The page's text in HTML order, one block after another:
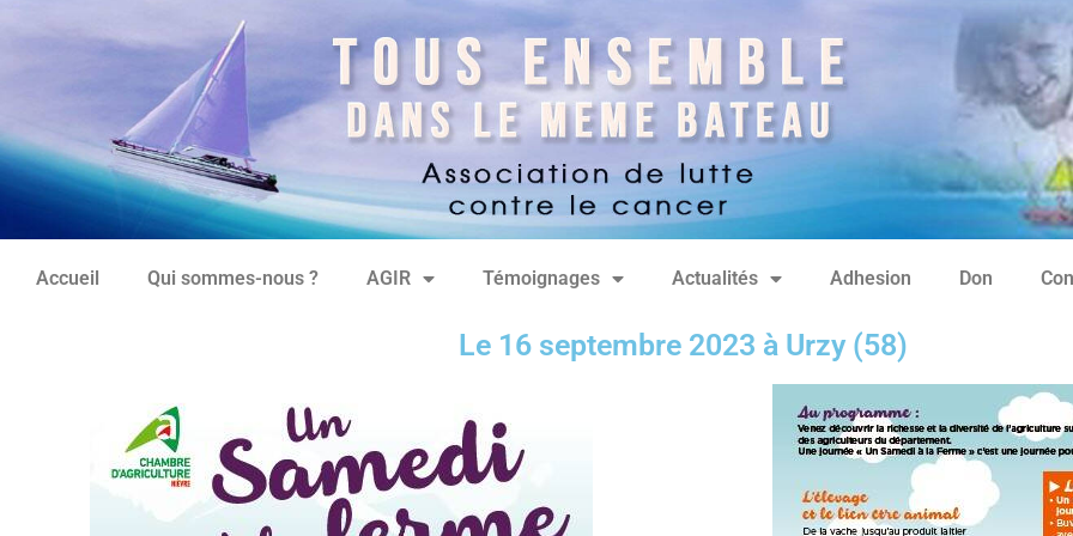
Accueil Qui sommes-nous ? AGIR Témoignages Actualités Adhesion Don
Le 16 septembre 2023 à Urzy (58)